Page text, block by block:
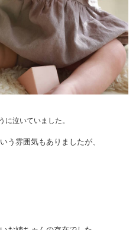
に泣いていました。
う雰囲気もありましたが、